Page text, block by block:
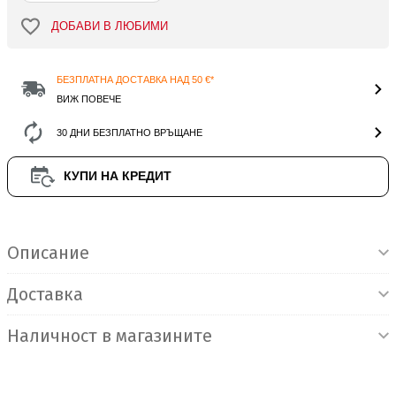
ДОБАВИ В ЛЮБИМИ
БЕЗПЛАТНА ДОСТАВКА НАД 50 €*
ВИЖ ПОВЕЧЕ
30 ДНИ БЕЗПЛАТНО ВРЪЩАНЕ
КУПИ НА КРЕДИТ
Описание
Доставка
Наличност в магазините